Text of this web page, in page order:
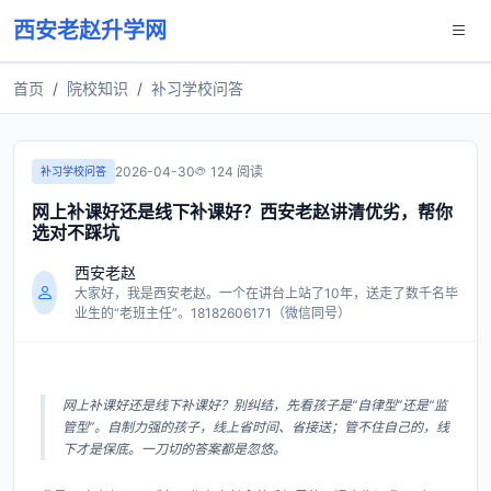
西安老赵升学网
首页 院校知识 补习学校问答
补习学校问答 2026-04-30 124 阅读
网上补课好还是线下补课好？西安老赵讲清优劣，帮你
选对不踩坑
西安老赵
大家好，我是西安老赵。一个在讲台上站了10年，送走了数千名毕
业生的“老班主任”。18182606171（微信同号）
网上补课好还是线下补课好？别纠结，先看孩子是“自律型”还是“监
管型”。自制力强的孩子，线上省时间、省接送；管不住自己的，线
下才是保底。一刀切的答案都是忽悠。